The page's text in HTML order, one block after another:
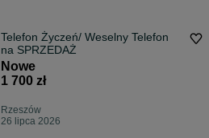
Telefon Życzeń/ Weselny Telefon
na SPRZEDAŻ
Nowe
1 700 zł
Rzeszów
26 lipca 2026